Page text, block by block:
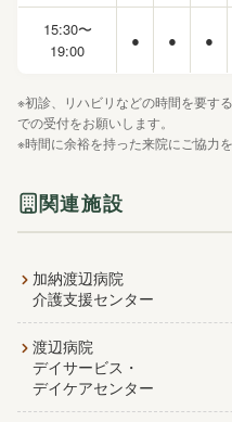
15:30〜
19:00
● ● ●
※初診、リハビリなどの時間を要す
での受付をお願いします。
※時間に余裕を持った来院にご協力を
関連施設
加納渡辺病院
介護支援センター
渡辺病院
デイサービス・
デイケアセンター